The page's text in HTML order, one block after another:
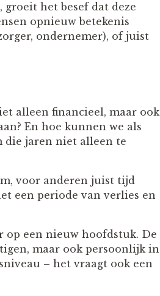
groeit het besef dat deze
opnieuw betekenis
ondernemer), of juist
alleen financieel, maar ook
En hoe kunnen we als
die jaren niet alleen te
voor anderen juist tijd
een periode van verlies en
op een nieuw hoofdstuk. De
maar ook persoonlijk in
– het vraagt ook een